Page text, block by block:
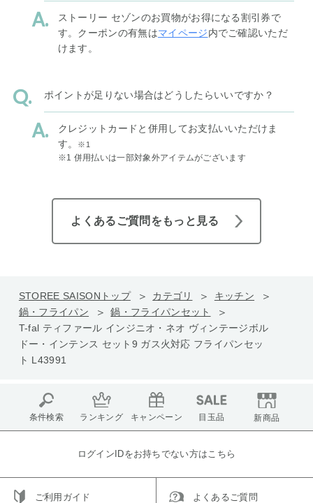
ストーリー セゾンのお買物がお得になる割引券で
す。クーポンの有無はマイページ内でご確認いただ
けます。
ポイントが足りない場合はどうしたらいいですか？
クレジットカードと併用してお支払いいただけま
す。
※1
※1 併用払いは一部対象外アイテムがございます
よくあるご質問をもっと見る
STOREE SAISONトップ カテゴリ
キッチン
鍋・フライパン
鍋・フライパンセット
T-fal ティファール インジニオ・ネオ ヴィンテージボル
ドー・インテンス セット9 ガス火対応 フライパンセッ
ト L43991
条件検索 ランキング キャンペーン 目玉品 新商品
ログインIDをお持ちでない方はこちら
ご利用ガイド よくあるご質問